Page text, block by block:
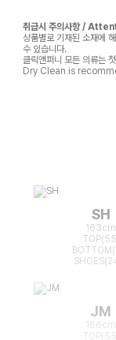
취급시 주의사항 /
상품별로 기재된 소재에
수 있습니다.
클릭앤퍼니 모든 의류는
Dry Clean is
SH
163cm
JM
166cm